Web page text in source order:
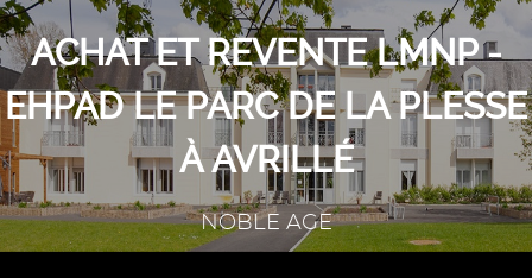
ACHAT ET REVENTE LMNP -
EHPAD LE PARC DE LA PLESSE
À AVRILLÉ
NOBLE AGE